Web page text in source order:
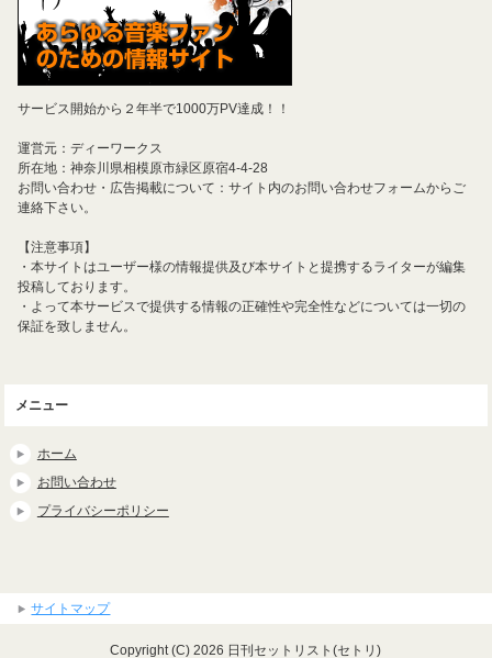
サービス開始から２年半で1000万PV達成！！
運営元：ディーワークス
所在地：神奈川県相模原市緑区原宿4-4-28
お問い合わせ・広告掲載について：サイト内のお問い合わせフォームからご
連絡下さい。
【注意事項】
・本サイトはユーザー様の情報提供及び本サイトと提携するライターが編集
投稿しております。
・よって本サービスで提供する情報の正確性や完全性などについては一切の
保証を致しません。
メニュー
ホーム
お問い合わせ
プライバシーポリシー
サイトマップ
Copyright (C) 2026 日刊セットリスト(セトリ)